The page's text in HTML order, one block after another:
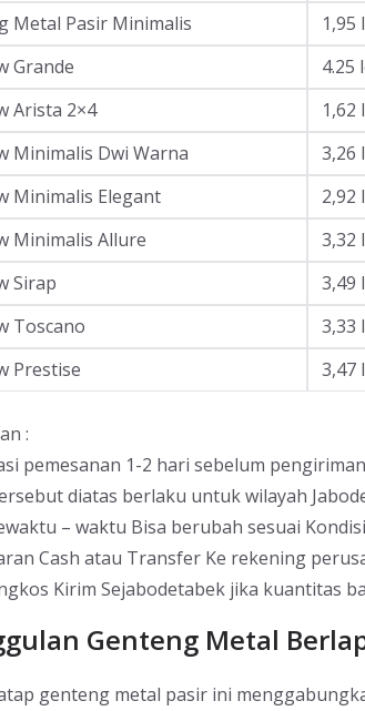
Metal Pasir Minimalis
1,95
Grande
4.25
Arista 2×4
1,62
Minimalis Dwi Warna
3,26
Minimalis Elegant
2,92
Minimalis Allure
3,32
Sirap
3,49
Toscano
3,33
Prestise
3,47
:
pemesanan 1-2 hari sebelum pengiriman
diatas berlaku untuk wilayah
– waktu Bisa berubah sesuai Kondisi
Cash atau Transfer Ke rekening
Kirim Sejabodetabek jika kuantitas
Genteng Metal
genteng metal pasir ini